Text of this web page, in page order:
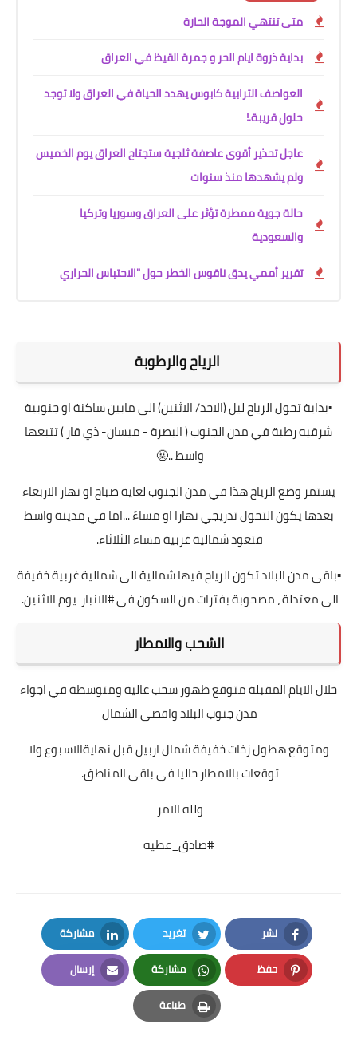
متى تنتهي الموجة الحارة
بداية ذروة ايام الحر و جمرة القيظ في العراق
العواصف الترابية كابوس يهدد الحياة في العراق ولا توجد
حلول قريبة.!
عاجل تحذير أقوى عاصفة ثلجية ستجتاح العراق يوم الخميس
ولم يشهدها منذ سنوات
حالة جوية ممطرة تؤثر على العراق وسوريا وتركيا
والسعودية
تقرير أممي يدق ناقوس الخطر حول "الاحتباس الحراري
الرياح والرطوبة
▪بداية تحول الرياح ليل (الاحد/ الاثنين) الى مابين ساكنة او جنوبية
شرقيه رطبة في مدن الجنوب ( البصرة - ميسان- ذي قار ) تتبعها
واسط ..🤬
يستمر وضع الرياح هذا في مدن الجنوب لغاية صباح او نهار الاربعاء
بعدها يكون التحول تدريجي نهارا او مساءً ...اما في مدينة واسط
فتعود شمالية غربية مساء الثلاثاء.
▪باقي مدن البلاد تكون الرياح فيها شمالية الى شمالية غربية خفيفة
الى معتدلة ، مصحوبة بفترات من السكون في #الانبار يوم الاثنين.
السُحب والامطار
خلال الايام المقبلة متوقع ظهور سحب عالية ومتوسطة في اجواء
مدن جنوب البلاد واقصى الشمال
ومتوقع هطول زخات خفيفة شمال اربيل قبل نهايةالاسبوع ولا
توقعات بالامطار حاليا في باقي المناطق.
ولله الامر
#صادق_عطيه
نشر
Facebook
تغريد
Twitter
مشاركة
LinkedIn
حفظ
Pinterest
مشاركة
Whatsapp
إرسال
Email
طباعة
Print